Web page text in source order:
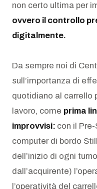
non certo ultima per
ovvero il controllo
digitalmente.
Da sempre noi di
sull’importanza di
quotidiano al carrello
lavoro, come prima
improvvisi: con il
computer di bordo
dell’inizio di ogni
dall’acquirente)
l’operatività del